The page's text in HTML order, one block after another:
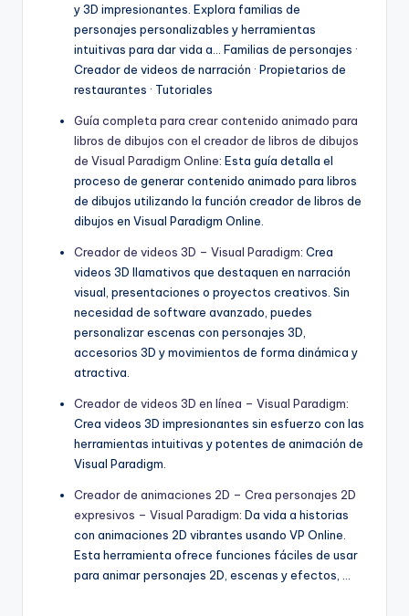
y 3D impresionantes. Explora familias de
personajes personalizables y herramientas
intuitivas para dar vida a… Familias de personajes ·
Creador de videos de narración · Propietarios de
restaurantes · Tutoriales
Guía completa para crear contenido animado para
libros de dibujos con el creador de libros de dibujos
de Visual Paradigm Online: Esta guía detalla el
proceso de generar contenido animado para libros
de dibujos utilizando la función creador de libros de
dibujos en Visual Paradigm Online.
Creador de videos 3D – Visual Paradigm: Crea
videos 3D llamativos que destaquen en narración
visual, presentaciones o proyectos creativos. Sin
necesidad de software avanzado, puedes
personalizar escenas con personajes 3D,
accesorios 3D y movimientos de forma dinámica y
atractiva.
Creador de videos 3D en línea – Visual Paradigm:
Crea videos 3D impresionantes sin esfuerzo con las
herramientas intuitivas y potentes de animación de
Visual Paradigm.
Creador de animaciones 2D – Crea personajes 2D
expresivos – Visual Paradigm: Da vida a historias
con animaciones 2D vibrantes usando VP Online.
Esta herramienta ofrece funciones fáciles de usar
para animar personajes 2D, escenas y efectos, …